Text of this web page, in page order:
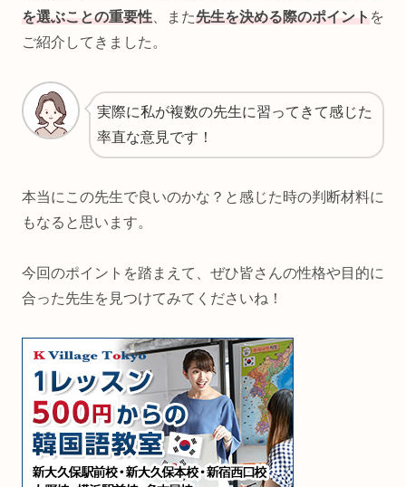
を選ぶことの重要性 、また先生を決める際のポイントを
ご紹介してきました。
実際に私が複数の先生に習ってきて感じた
率直な意見です！
本当にこの先生で良いのかな？と感じた時の判断材料に
もなると思います。
今回のポイントを踏まえて、ぜひ皆さんの性格や目的に
合った先生を見つけてみてくださいね！